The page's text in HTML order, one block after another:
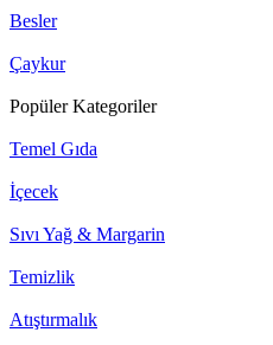
Besler
Çaykur
Popüler Kategoriler
Temel Gıda
İçecek
Sıvı Yağ & Margarin
Temizlik
Atıştırmalık